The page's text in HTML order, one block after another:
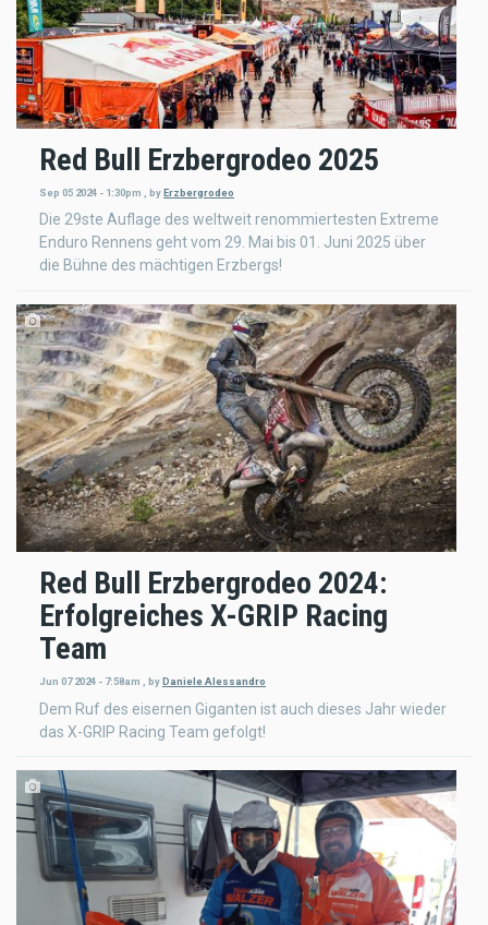
Red Bull Erzbergrodeo 2025
Sep 05 2024 - 1:30pm byErzbergrodeo
Die 29ste Auflage des weltweit renommiertesten Extreme
Enduro Rennens geht vom 29. Mai bis 01. Juni 2025 über
die Bühne des mächtigen Erzbergs!
Red Bull Erzbergrodeo 2024:
Erfolgreiches X-GRIP Racing
Team
Jun 07 2024 - 7:58am byDaniele Alessandro
Dem Ruf des eisernen Giganten ist auch dieses Jahr wieder
das X-GRIP Racing Team gefolgt!